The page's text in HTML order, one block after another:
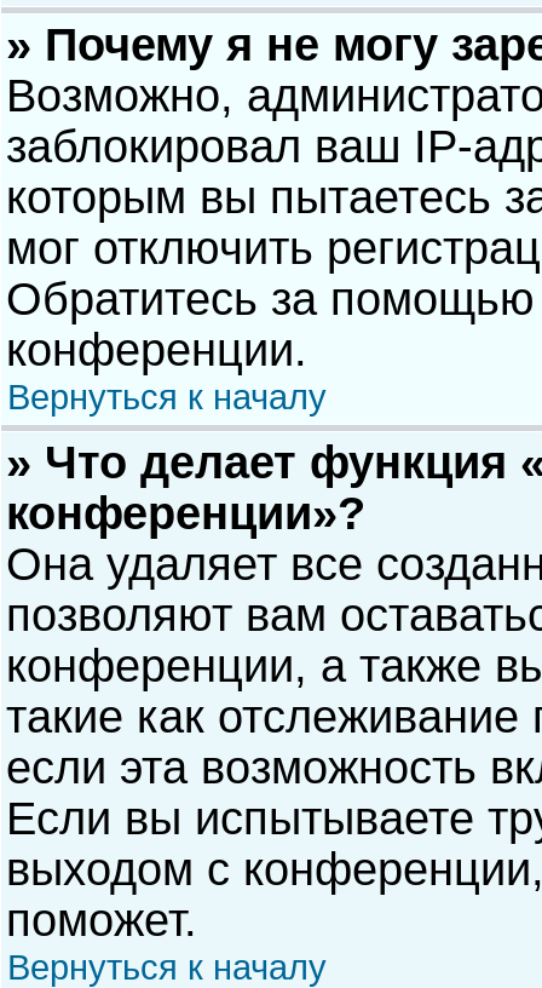
» Почему я не могу
Возможно,
заблокировал ваш IP-
которым вы пытаетесь
мог отключить
Обратитесь за помощью
конференции.
Вернуться к началу
» Что делает функция
конференции»?
Она удаляет все
позволяют вам
конференции, а также
такие как
если эта возможность
Если вы испытываете
выходом с
поможет.
Вернуться к началу